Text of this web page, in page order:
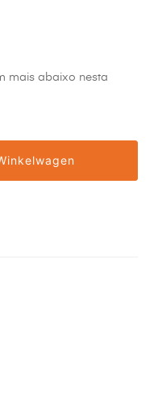
mais abaixo nesta